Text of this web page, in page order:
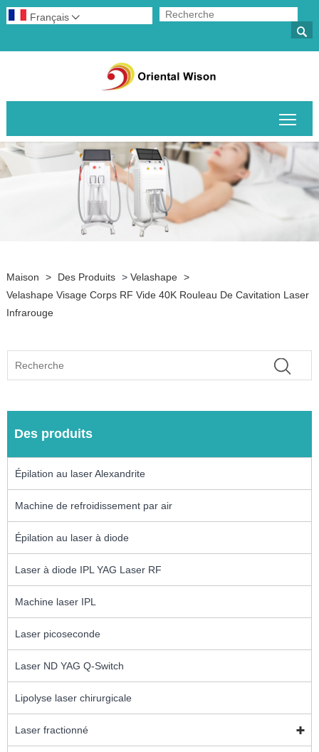

Français 
Maison > Des Produits > Velashape >
Velashape Visage Corps RF Vide 40K Rouleau De Cavitation Laser
Infrarouge
Des produits
Épilation au laser Alexandrite
Machine de refroidissement par air
Épilation au laser à diode
Laser à diode IPL YAG Laser RF
Machine laser IPL
Laser picoseconde
Laser ND YAG Q-Switch
Lipolyse laser chirurgicale
Laser fractionné